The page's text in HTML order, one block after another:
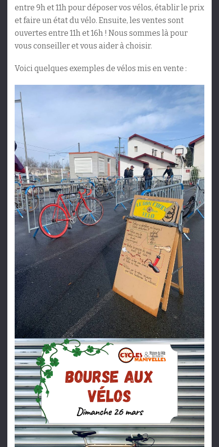
entre 9h et 11h pour déposer vos vélos, établir le prix
et faire un état du vélo. Ensuite, les ventes sont
ouvertes entre 11h et 16h ! Nous sommes là pour
vous conseiller et vous aider à choisir.
Voici quelques exemples de vélos mis en vente :